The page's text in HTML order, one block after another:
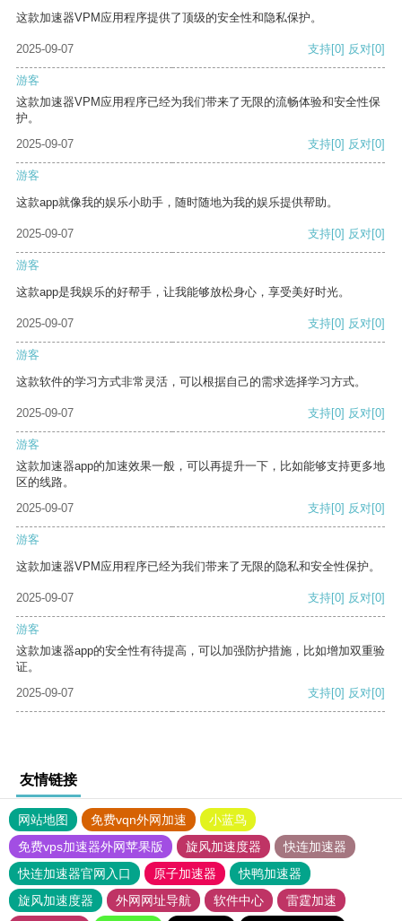
这款加速器VPM应用程序提供了顶级的安全性和隐私保护。
2025-09-07 支持[0] 反对[0]
游客
这款加速器VPM应用程序已经为我们带来了无限的流畅体验和安全性保
护。
2025-09-07
支持[0] 反对[0]
游客
这款app就像我的娱乐小助手，随时随地为我的娱乐提供帮助。
2025-09-07 支持[0] 反对[0]
游客
这款app是我娱乐的好帮手，让我能够放松身心，享受美好时光。
2025-09-07 支持[0] 反对[0]
游客
这款软件的学习方式非常灵活，可以根据自己的需求选择学习方式。
2025-09-07 支持[0] 反对[0]
游客
这款加速器app的加速效果一般，可以再提升一下，比如能够支持更多地
区的线路。
2025-09-07
支持[0] 反对[0]
游客
这款加速器VPM应用程序已经为我们带来了无限的隐私和安全性保护。
2025-09-07 支持[0] 反对[0]
游客
这款加速器app的安全性有待提高，可以加强防护措施，比如增加双重验
证。
2025-09-07
支持[0] 反对[0]
友情链接
网站地图 免费vqn外网加速
小蓝鸟
免费vps加速器外网苹果版
旋风加速度器
快连加速器
快连加速器官网入口
原子加速器
快鸭加速器
旋风加速度器
外网网址导航 软件中心
雷霆加速